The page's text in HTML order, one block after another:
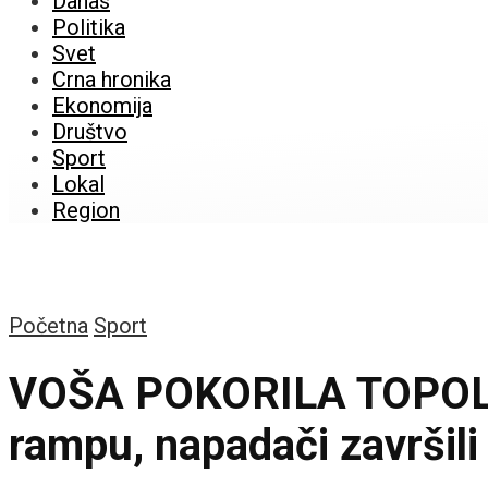
Politika
Svet
Crna hronika
Ekonomija
Društvo
Sport
Lokal
Region
Početna Sport
VOŠA POKORILA
rampu, napadači